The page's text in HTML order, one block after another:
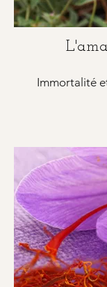
Immortalité